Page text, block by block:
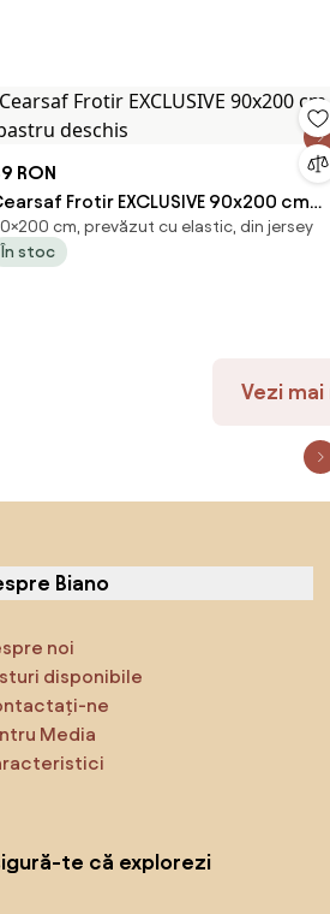
RON
Frotir EXCLUSIVE 90x200 cm
deschis
cm, prevăzut cu elastic, din jersey
În stoc
Vezi
Biano
noi
disponibile
ne
Media
te că explorezi